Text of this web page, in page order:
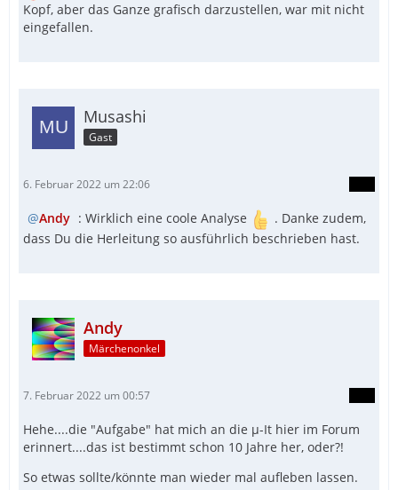
Kopf, aber das Ganze grafisch darzustellen, war mit nicht
eingefallen.
Musashi
Gast
6. Februar 2022 um 22:06
Andy : Wirklich eine coole Analyse
. Danke zudem,
dass Du die Herleitung so ausführlich beschrieben hast.
Andy
Märchenonkel
7. Februar 2022 um 00:57
Hehe....die "Aufgabe" hat mich an die µ-It hier im Forum
erinnert....das ist bestimmt schon 10 Jahre her, oder?!
So etwas sollte/könnte man wieder mal aufleben lassen.